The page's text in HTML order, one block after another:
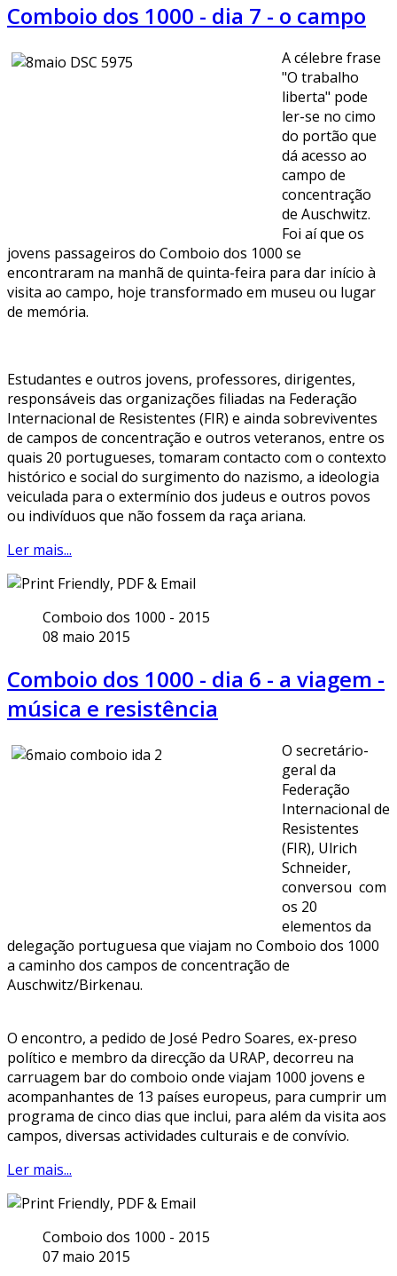
Comboio dos 1000 - dia 7 - o campo
A célebre frase
"O trabalho
liberta" pode
ler-se no cimo
do portão que
dá acesso ao
campo de
concentração
de Auschwitz.
Foi aí que os
jovens passageiros do Comboio dos 1000 se
encontraram na manhã de quinta-feira para dar início à
visita ao campo, hoje transformado em museu ou lugar
de memória.
Estudantes e outros jovens, professores, dirigentes,
responsáveis das organizações filiadas na Federação
Internacional de Resistentes (FIR) e ainda sobreviventes
de campos de concentração e outros veteranos, entre os
quais 20 portugueses, tomaram contacto com o contexto
histórico e social do surgimento do nazismo, a ideologia
veiculada para o extermínio dos judeus e outros povos
ou indivíduos que não fossem da raça ariana.
Ler mais...
Comboio dos 1000 - 2015
08 maio 2015
Comboio dos 1000 - dia 6 - a viagem -
música e resistência
O secretário-
geral da
Federação
Internacional de
Resistentes
(FIR), Ulrich
Schneider,
conversou com
os 20
elementos da
delegação portuguesa que viajam no Comboio dos 1000
a caminho dos campos de concentração de
Auschwitz/Birkenau.
O encontro, a pedido de José Pedro Soares, ex-preso
político e membro da direcção da URAP, decorreu na
carruagem bar do comboio onde viajam 1000 jovens e
acompanhantes de 13 países europeus, para cumprir um
programa de cinco dias que inclui, para além da visita aos
campos, diversas actividades culturais e de convívio.
Ler mais...
Comboio dos 1000 - 2015
07 maio 2015